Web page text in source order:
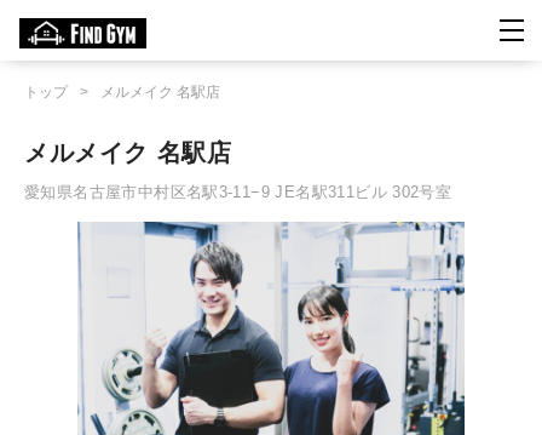
トップ > メルメイク 名駅店
メルメイク 名駅店
愛知県名古屋市中村区名駅3-11−9 JE名駅311ビル 302号室